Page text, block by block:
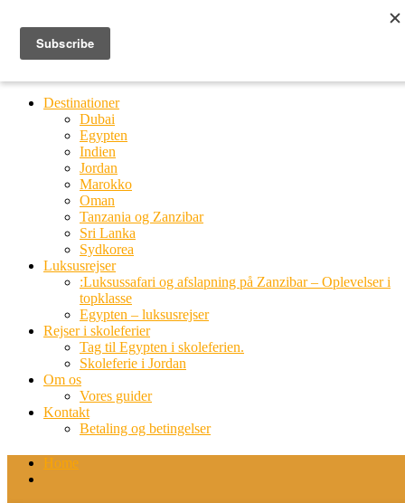
Ring til os
20 66 03 08
Destinationer
Dubai
Egypten
Indien
Jordan
Marokko
Oman
Tanzania og Zanzibar
Sri Lanka
Sydkorea
Luksusrejser
:Luksussafari og afslapning på Zanzibar – Oplevelser i
topklasse
Egypten – luksusrejser
Rejser i skoleferier
Tag til Egypten i skoleferien.
Skoleferie i Jordan
Om os
Vores guider
Kontakt
Betaling og betingelser
Home